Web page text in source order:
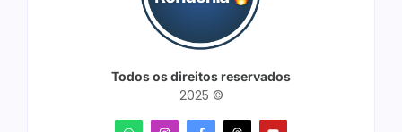
Todos os direitos reservados
2025 ©